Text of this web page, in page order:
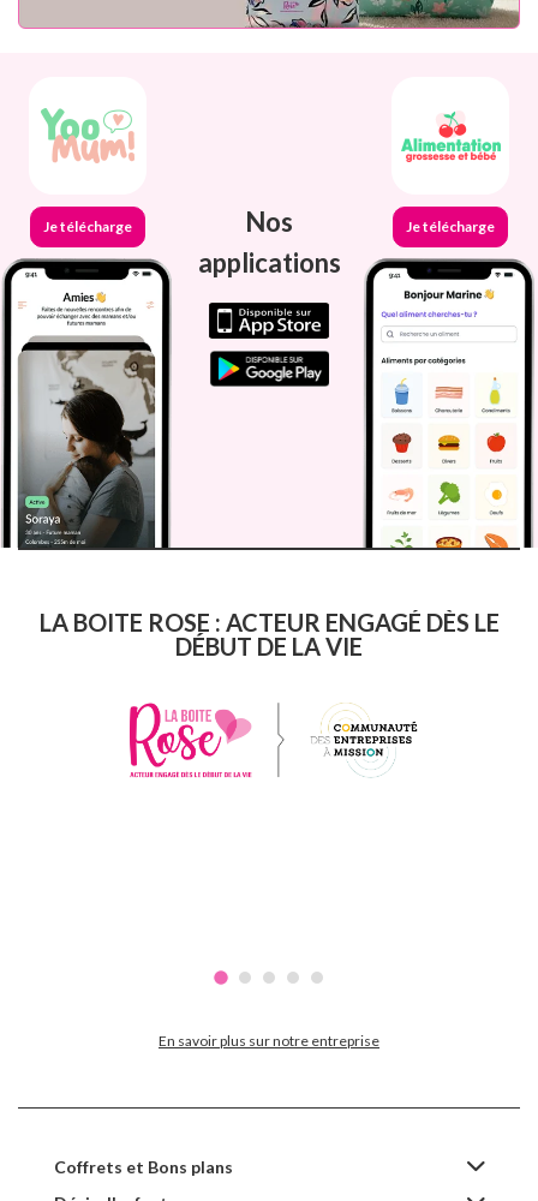
Je télécharge
Nos
applications
Je télécharge
LA BOITE ROSE : ACTEUR ENGAGÉ DÈS LE
DÉBUT DE LA VIE
En savoir plus sur notre entreprise
Coffrets et Bons plans